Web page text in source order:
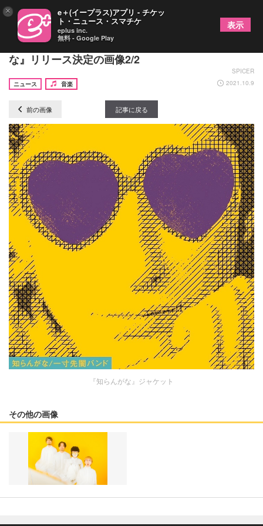
一寸先闇バンド、11/10に３曲入りEP『知らんが
な』リリース決定の画像2/2
SPICER
ニュース
音楽 2021.10.9
前の画像 記事に戻る
『知らんがな』ジャケット
その他の画像
× e＋(イープラス)アプリ - チケッ
ト・ニュース・スマチケ
eplus inc.
無料 - Google Play
表示